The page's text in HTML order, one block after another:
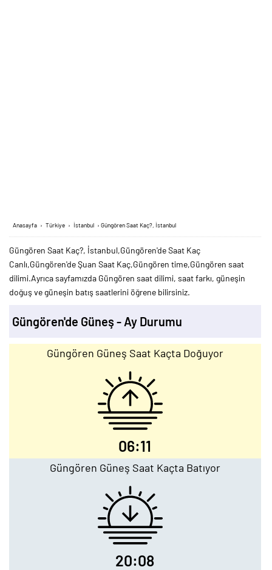
Anasayfa › Türkiye › İstanbul › Güngören Saat Kaç?, İstanbul
Güngören Saat Kaç?, İstanbul,Güngören'de Saat Kaç
Canlı,Güngören'de Şuan Saat Kaç,Güngören time,Güngören saat
dilimi.Ayrıca sayfamızda Güngören saat dilimi, saat farkı, güneşin
doğuş ve güneşin batış saatlerini öğrene bilirsiniz.
Güngören'de Güneş - Ay Durumu
Güngören Güneş Saat Kaçta Doğuyor
06:11
Güngören Güneş Saat Kaçta Batıyor
20:08